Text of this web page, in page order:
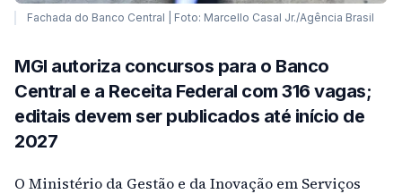
Fachada do Banco Central | Foto: Marcello Casal Jr./Agência Brasil
MGI autoriza concursos para o Banco
Central e a Receita Federal com 316 vagas;
editais devem ser publicados até início de
2027
O Ministério da Gestão e da Inovação em Serviços